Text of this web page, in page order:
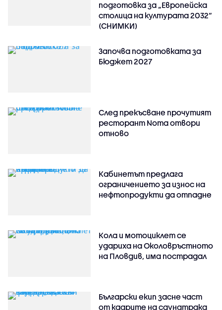
подготовка за „Европейска
столица на културата 2032“
(СНИМКИ)
Започва подготовката за
Бюджет 2027
След прекъсване прочутият
ресторант Noma отвори
отново
Кабинетът предлага
ограничението за износ на
нефтопродукти да отпадне
Кола и мотоциклет се
удариха на Околовръстното
на Пловдив, има пострадал
Български екип засне част
от кадрите на саундтрака